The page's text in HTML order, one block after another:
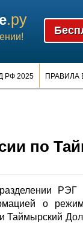
.ру
РФ 2025 ПРАВИЛА
по
о
Таймырский